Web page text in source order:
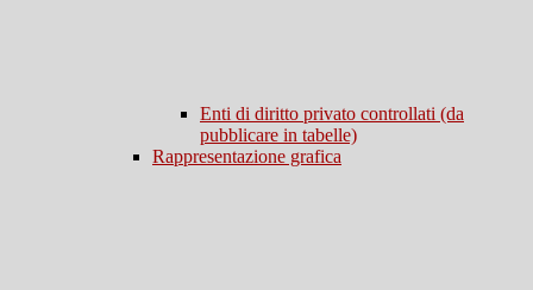
Enti di diritto privato controllati (da
pubblicare in tabelle)
Rappresentazione grafica